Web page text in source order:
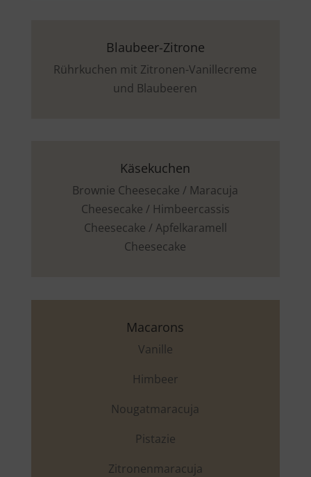
Blaubeer-Zitrone
Rührkuchen mit Zitronen-Vanillecreme
und Blaubeeren
Käsekuchen
Brownie Cheesecake / Maracuja
Cheesecake / Himbeercassis
Cheesecake / Apfelkaramell
Cheesecake
Macarons
Vanille
Himbeer
Nougatmaracuja
Pistazie
Zitronenmaracuja